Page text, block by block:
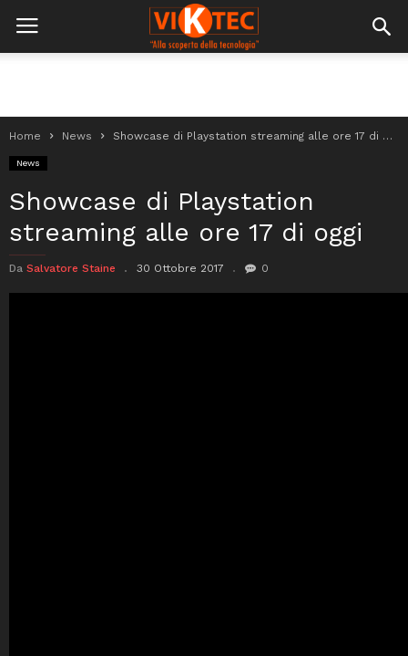
Home News Showcase di Playstation streaming alle ore 17 di oggi
News
Showcase di Playstation
streaming alle ore 17 di oggi
Da Salvatore Staine 30 Ottobre 2017 0